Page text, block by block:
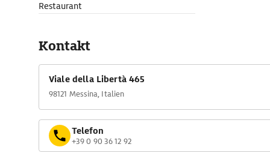
Restaurant
Kontakt
Viale della Libertà 465
98121 Messina, Italien
Telefon
+39 0 90 36 12 92